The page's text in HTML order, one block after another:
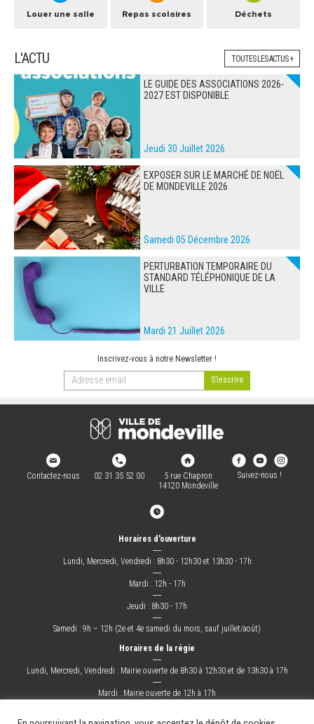
Louer une salle Repas scolaires Déchets
L'ACTU TOUTES LES ACTUS +
LE GUIDE DES ASSOCIATIONS 2026-
2027 EST DISPONIBLE
Jeudi 30 Juillet 2026
EXPOSER SUR LE MARCHÉ DE NOËL
DE MONDEVILLE 2026
Samedi 05 Décembre 2026
PERTURBATION TEMPORAIRE DU
STANDARD TÉLÉPHONIQUE DE LA
VILLE
Mardi 21 Juillet 2026
Inscrivez-vous à notre Newsletter !
Contactez-nous 02 31 35 52 00
5 rue Chapron
14120 Mondeville
Suivez-nous !
Horaires d'ouverture
―
Lundi, Mercredi, Vendredi : 8h30 - 12h30 et 13h30 - 17h
―
Mardi : 12h - 17h
―
Jeudi : 8h30 - 17h
―
Samedi : 9h – 12h (2e et 4e samedi du mois, sauf juillet/août)
Horaires de la régie
―
Lundi, Mercredi, Vendredi : Mairie ouverte de 8h30 à 12h30 et de 13h30 à 17h
―
Mardi : Mairie ouverte de 12h à 17h